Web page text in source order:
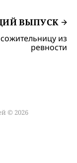
ВЫПУСК
из
ревности
© 2026